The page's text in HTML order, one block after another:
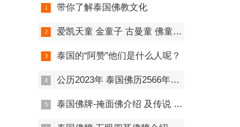
带你了解泰国佛教文化
爱凯天童 金童子 古曼童 佛童子 泰国佛牌 超强招财 人缘事业成愿
泰国的“阿赞”他们是什么人呢？
公历2023年 泰国佛历2566年佛日表
泰国佛牌-掩面佛介绍 及传说 禁忌介绍